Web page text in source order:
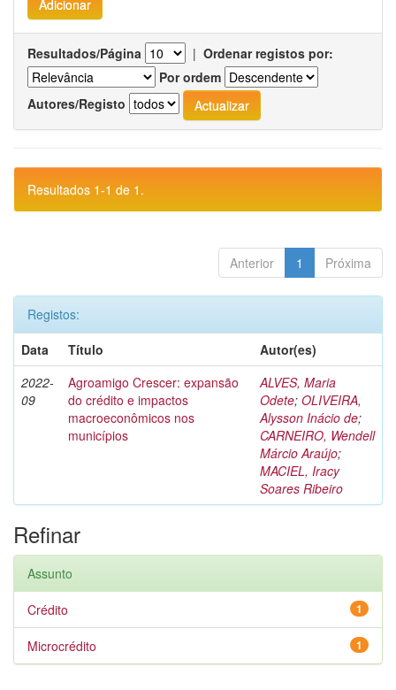
Resultados/Página | Ordenar registos por:
Por ordem
Autores/Registo
Resultados 1-1 de 1.
Anterior 1 Próxima
Registos:
Data
Título
Autor(es)
2022-
09
Agroamigo Crescer: expansão
do crédito e impactos
macroeconômicos nos
municípios
ALVES, Maria
Odete; OLIVEIRA,
Alysson Inácio de;
CARNEIRO, Wendell
Márcio Araújo;
MACIEL, Iracy
Soares Ribeiro
Refinar
Assunto
1
Crédito
1
Microcrédito